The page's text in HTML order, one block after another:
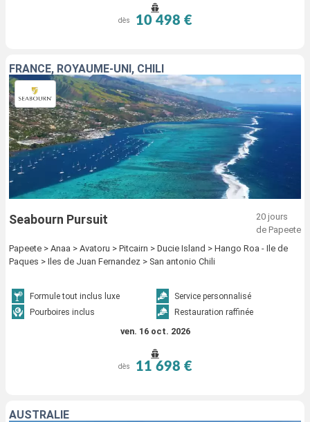
dès 10 498 €
FRANCE, ROYAUME-UNI, CHILI
Seabourn Pursuit
20 jours
de Papeete
Papeete > Anaa > Avatoru > Pitcairn > Ducie Island > Hango Roa - Ile de
Paques > Iles de Juan Fernandez > San antonio Chili
Formule tout inclus luxe
Service personnalisé
Pourboires inclus
Restauration raffinée
ven. 16 oct. 2026
dès 11 698 €
AUSTRALIE